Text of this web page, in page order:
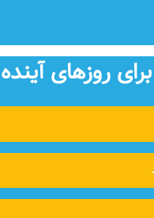
روزهای آينده